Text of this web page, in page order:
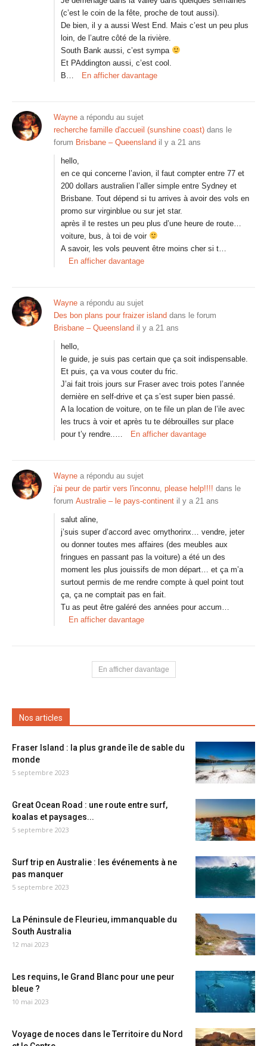
(c’est le coin de la fête, proche de tout aussi).
De bien, il y a aussi West End. Mais c’est un peu plus
loin, de l’autre côté de la rivière.
South Bank aussi, c’est sympa
Et PAddington aussi, c’est cool.
B…
En afficher davantage
Wayne a répondu au sujet
recherche famille d'accueil (sunshine coast) dans le
forum Brisbane – Queensland il y a 21 ans
hello,
en ce qui concerne l’avion, il faut compter entre 77 et
200 dollars australien l’aller simple entre Sydney et
Brisbane. Tout dépend si tu arrives à avoir des vols en
promo sur virginblue ou sur jet star.
après il te restes un peu plus d’une heure de route…
voiture, bus, à toi de voir
A savoir, les vols peuvent être moins cher si t…
En afficher davantage
Wayne a répondu au sujet
Des bon plans pour fraizer island dans le forum
Brisbane – Queensland il y a 21 ans
hello,
le guide, je suis pas certain que ça soit indispensable.
Et puis, ça va vous couter du fric.
J’ai fait trois jours sur Fraser avec trois potes l’année
dernière en self-drive et ça s’est super bien passé.
A la location de voiture, on te file un plan de l’ile avec
les trucs à voir et après tu te débrouilles sur place
pour t’y rendre..…
En afficher davantage
Wayne a répondu au sujet
j'ai peur de partir vers l'inconnu, please help!!!! dans le
forum Australie – le pays-continent il y a 21 ans
salut aline,
j’suis super d’accord avec ornythorinx… vendre, jeter
ou donner toutes mes affaires (des meubles aux
fringues en passant pas la voiture) a été un des
moment les plus jouissifs de mon départ… et ça m’a
surtout permis de me rendre compte à quel point tout
ça, ça ne comptait pas en fait.
Tu as peut être galéré des années pour accum…
En afficher davantage
En afficher davantage
Nos articles
Fraser Island : la plus grande île de sable du
monde
5 septembre 2023
Great Ocean Road : une route entre surf,
koalas et paysages...
5 septembre 2023
Surf trip en Australie : les événements à ne
pas manquer
5 septembre 2023
La Péninsule de Fleurieu, immanquable du
South Australia
12 mai 2023
Les requins, le Grand Blanc pour une peur
bleue ?
10 mai 2023
Voyage de noces dans le Territoire du Nord